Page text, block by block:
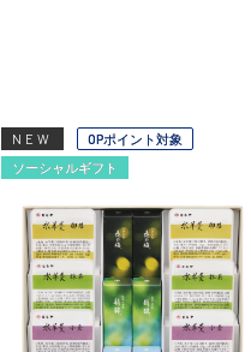
NEW
OPポイント対象
ソーシャルギフト